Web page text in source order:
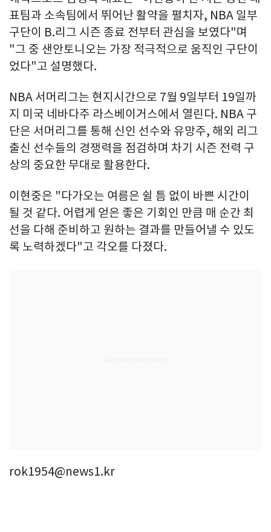
표팀과 소속팀에서 뛰어난 활약을 펼치자, NBA 일부
구단이 B.리그 시즌 종료 전부터 관심을 보였다"며
"그 중 샌안토니오는 가장 적극적으로 움직인 구단이
었다"고 설명했다.
NBA 서머리그는 현지시간으로 7월 9일부터 19일까
지 미국 네바다주 라스베이거스에서 열린다. NBA 구
단은 서머리그를 통해 신인 선수와 유망주, 해외 리그
출신 선수들의 경쟁력을 점검하며 차기 시즌 전력 구
상의 중요한 무대로 활용한다.
이현중은 "다가오는 여름은 쉴 틈 없이 바쁜 시간이
될 것 같다. 어렵게 얻은 좋은 기회인 만큼 매 순간 최
선을 다해 준비하고 원하는 결과를 만들어낼 수 있도
록 노력하겠다"고 각오를 다졌다.
rok1954@news1.kr